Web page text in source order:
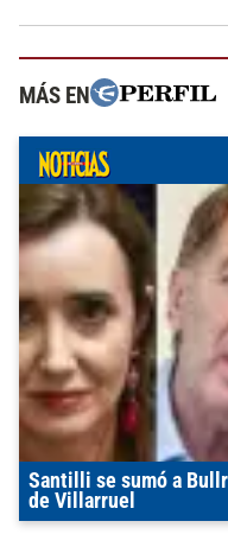
MÁS EN
Santilli se sumó a
de Villarruel